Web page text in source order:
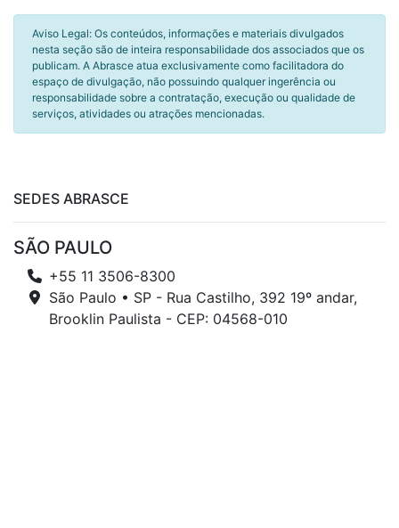
Aviso Legal: Os conteúdos, informações e materiais divulgados
nesta seção são de inteira responsabilidade dos associados que os
publicam. A Abrasce atua exclusivamente como facilitadora do
espaço de divulgação, não possuindo qualquer ingerência ou
responsabilidade sobre a contratação, execução ou qualidade de
serviços, atividades ou atrações mencionadas.
SEDES ABRASCE
SÃO PAULO
+55 11 3506-8300
São Paulo • SP - Rua Castilho, 392 19º andar,
Brooklin Paulista - CEP: 04568-010